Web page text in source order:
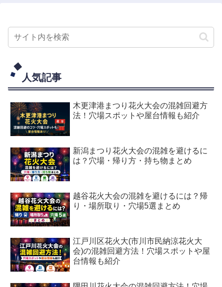
人気記事
木更津港まつり花火大会の混雑回避方
法！穴場スポットや屋台情報も紹介
新潟まつり花火大会の混雑を避けるに
は？穴場・帰り方・持ち物まとめ
越谷花火大会の混雑を避けるには？帰
り・場所取り・穴場5選まとめ
江戸川区花火大(市川市民納涼花火大
会)の混雑回避方法！穴場スポットや屋
台情報も紹介